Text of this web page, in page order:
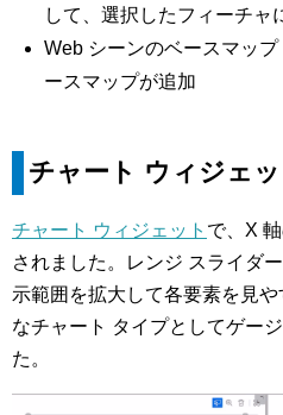
して、選択したフィーチャ
Web シーンのベースマッ
ースマップが追加
チャート ウィジェッ
チャート ウィジェット で、X
されました。レンジ スライダ
示範囲を拡大して各要素を見
なチャート タイプとしてゲー
た。